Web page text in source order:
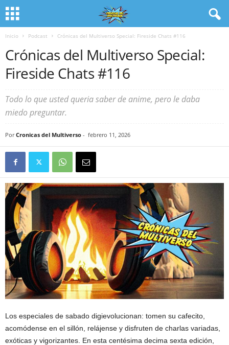
Inicio Podcast Crónicas del Multiverso Special: Fireside Chats #116
Crónicas del Multiverso Special:
Fireside Chats #116
Todo lo que usted queria saber de anime, pero le daba
miedo preguntar.
Por Cronicas del Multiverso - febrero 11, 2026
Los especiales de sabado digievolucionan: tomen su cafecito,
acomódense en el sillón, relájense y disfruten de charlas variadas,
exóticas y vigorizantes. En esta centésima decima sexta edición,